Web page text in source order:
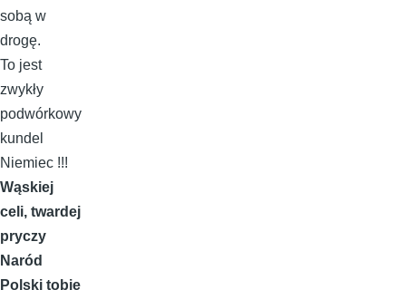
sobą w
drogę.
To jest
zwykły
podwórkowy
kundel
Niemiec !!!
Wąskiej
celi, twardej
pryczy
Naród
Polski tobie